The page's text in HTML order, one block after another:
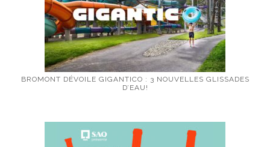
BROMONT DÉVOILE GIGANTICO : 3 NOUVELLES GLISSADES
D’EAU!